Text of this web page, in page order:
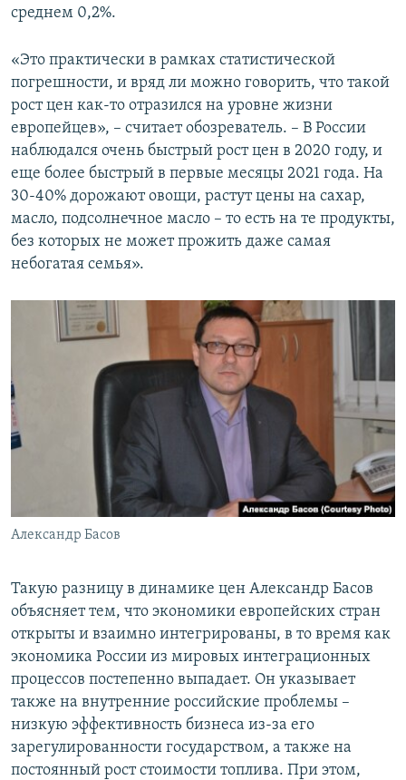
среднем 0,2%.
«Это практически в рамках статистической
погрешности, и вряд ли можно говорить, что такой
рост цен как-то отразился на уровне жизни
европейцев», – считает обозреватель. – В России
наблюдался очень быстрый рост цен в 2020 году, и
еще более быстрый в первые месяцы 2021 года. На
30-40% дорожают овощи, растут цены на сахар,
масло, подсолнечное масло – то есть на те продукты,
без которых не может прожить даже самая
небогатая семья».
Александр Басов
Такую разницу в динамике цен Александр Басов
объясняет тем, что экономики европейских стран
открыты и взаимно интегрированы, в то время как
экономика России из мировых интеграционных
процессов постепенно выпадает. Он указывает
также на внутренние российские проблемы –
низкую эффективность бизнеса из-за его
зарегулированности государством, а также на
постоянный рост стоимости топлива. При этом,